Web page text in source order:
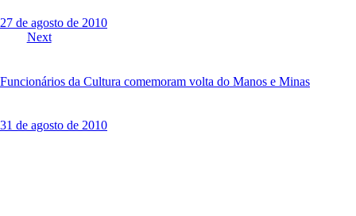
s27 de agosto de 2010
Next
Funcionários da Cultura comemoram volta do Manos e Minas
31 de agosto de 2010